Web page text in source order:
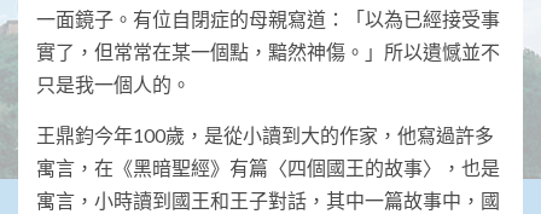
一面鏡子。有位自閉症的母親寫道：「以為已經接受事
實了，但常常在某一個點，黯然神傷。」所以遺憾並不
只是我一個人的。
王鼎鈞今年100歲，是從小讀到大的作家，他寫過許多
寓言，在《黑暗聖經》有篇〈四個國王的故事〉，也是
寓言，小時讀到國王和王子對話，其中一篇故事中，國